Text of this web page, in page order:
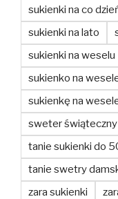
sukienki na co
sukienki na lato
sukienki na weselu
sukienko na
sukienkę na
sweter świąteczny
tanie sukienki do
tanie swetry
zara sukienki